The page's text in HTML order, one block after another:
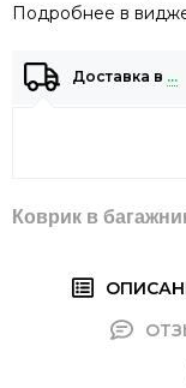
Подробнее в
Доставка в …
Коврик в